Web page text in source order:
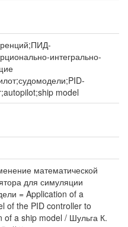
интегрально-
model
математической
для симуляции
= Application of a
of the PID controller to
of a ship model / Шульга К.